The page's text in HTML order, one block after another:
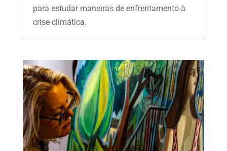
para estudar maneiras de enfrentamento à
crise climática.